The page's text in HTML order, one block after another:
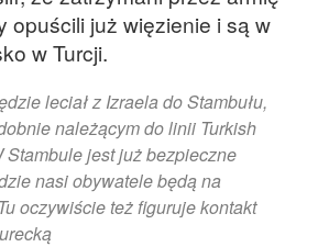
opuścili już więzienie i są w
w Turcji.
leciał z Izraela do Stambułu,
należącym do linii Turkish
Stambule jest już bezpieczne
nasi obywatele będą na
oczywiście też figuruje kontakt